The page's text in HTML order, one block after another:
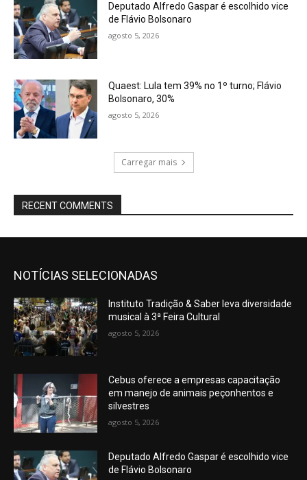
Deputado Alfredo Gaspar é escolhido vice
de Flávio Bolsonaro
agosto 5, 2026
Quaest: Lula tem 39% no 1º turno; Flávio
Bolsonaro, 30%
agosto 5, 2026
Carregar mais
RECENT COMMENTS
NOTÍCIAS SELECIONADAS
Instituto Tradição & Saber leva diversidade
musical à 3ª Feira Cultural
agosto 5, 2026
Cebus oferece a empresas capacitação
em manejo de animais peçonhentos e
silvestres
agosto 5, 2026
Deputado Alfredo Gaspar é escolhido vice
de Flávio Bolsonaro